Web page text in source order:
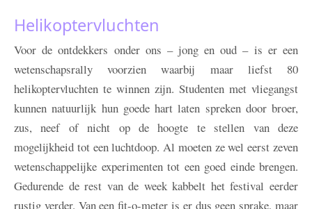
Helikoptervluchten
Voor de ontdekkers onder ons – jong en oud – is er een
wetenschapsrally voorzien waarbij maar liefst 80
helikoptervluchten te winnen zijn. Studenten met vliegangst
kunnen natuurlijk hun goede hart laten spreken door broer,
zus, neef of nicht op de hoogte te stellen van deze
mogelijkheid tot een luchtdoop. Al moeten ze wel eerst zeven
wetenschappelijke experimenten tot een goed einde brengen.
Gedurende de rest van de week kabbelt het festival eerder
rustig verder. Van een fit-o-meter is er dus geen sprake, maar